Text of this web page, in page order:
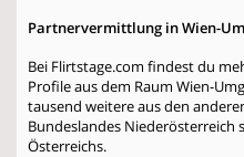
Partnervermittlung in Wien-
Bei Flirtstage.com findest du
Profile aus dem Raum Wien-
tausend weitere aus den
Bundeslandes Niederösterreich
Österreichs.